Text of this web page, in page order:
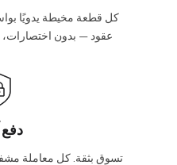
كل قطعة مخيطة يدويًا
عقود — بدون
تسوق بثقة. كل معاملة